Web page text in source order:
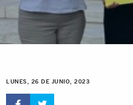
LA CRISIS DE
HUMANOS
LUNES, 26 DE JUNIO, 2023